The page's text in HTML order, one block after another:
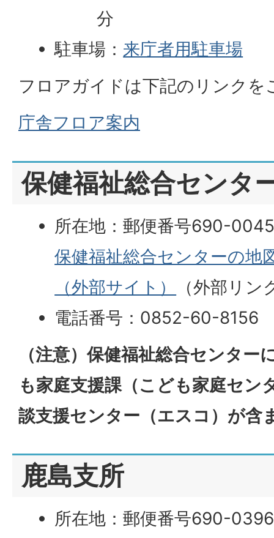
分
駐車場： 来庁者用駐車場
フロアガイドは下記のリンクを
庁舎フロア案内
保健福祉総合センタ
所在地：郵便番号690-
保健福祉総合センターの地
（外部サイト）
（外部リン
電話番号：0852-60-8156
（注意）保健福祉総合センター
も家庭支援課（こども家庭セン
談支援センター（エスコ）が含
鹿島支所
所在地：郵便番号690-